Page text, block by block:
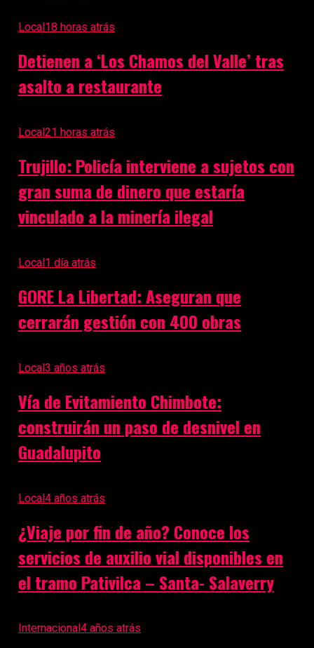
Local 18 horas atrás
Detienen a ‘Los Chamos del Valle’ tras
asalto a restaurante
Local 21 horas atrás
Trujillo: Policía interviene a sujetos con
gran suma de dinero que estaría
vinculado a la minería ilegal
Local1 día atrás
GORE La Libertad: Aseguran que
cerrarán gestión con 400 obras
Local3 años atrás
Vía de Evitamiento Chimbote:
construirán un paso de desnivel en
Guadalupito
Local4 años atrás
¿Viaje por fin de año? Conoce los
servicios de auxilio vial disponibles en
el tramo Pativilca – Santa- Salaverry
Internacional 4 años atrás